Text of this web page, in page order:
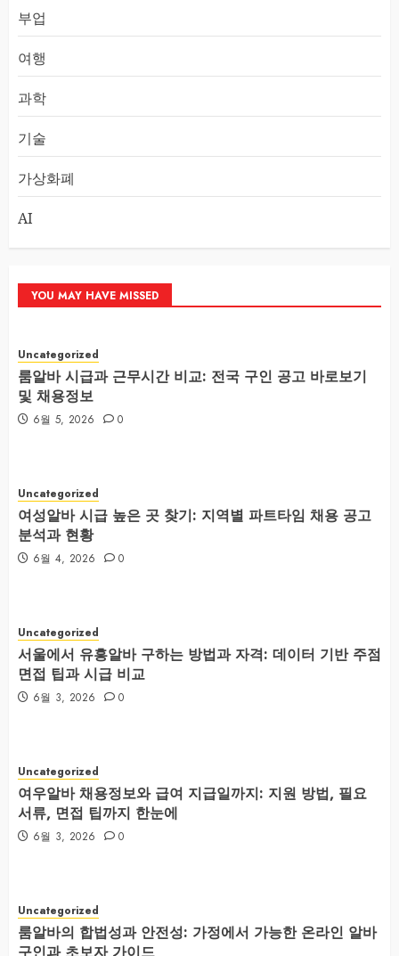
부업
여행
과학
기술
가상화폐
AI
YOU MAY HAVE MISSED
Uncategorized
룸알바 시급과 근무시간 비교: 전국 구인 공고 바로보기
및 채용정보
6월 5, 2026 0
Uncategorized
여성알바 시급 높은 곳 찾기: 지역별 파트타임 채용 공고
분석과 현황
6월 4, 2026 0
Uncategorized
서울에서 유흥알바 구하는 방법과 자격: 데이터 기반 주점
면접 팁과 시급 비교
6월 3, 2026 0
Uncategorized
여우알바 채용정보와 급여 지급일까지: 지원 방법, 필요
서류, 면접 팁까지 한눈에
6월 3, 2026 0
Uncategorized
룸알바의 합법성과 안전성: 가정에서 가능한 온라인 알바